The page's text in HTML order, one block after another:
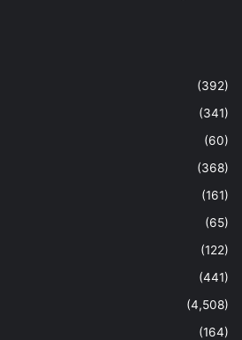
(392)
(341)
(60)
(368)
(161)
(65)
(122)
(441)
(4,508)
(164)